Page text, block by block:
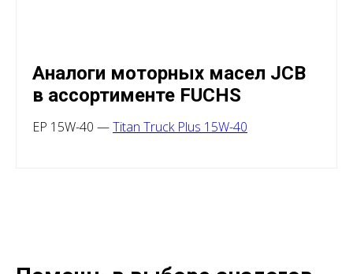
Аналоги моторных масел JCB
в ассортименте FUCHS
EP 15W-40 —Titan Truck Plus 15W-40